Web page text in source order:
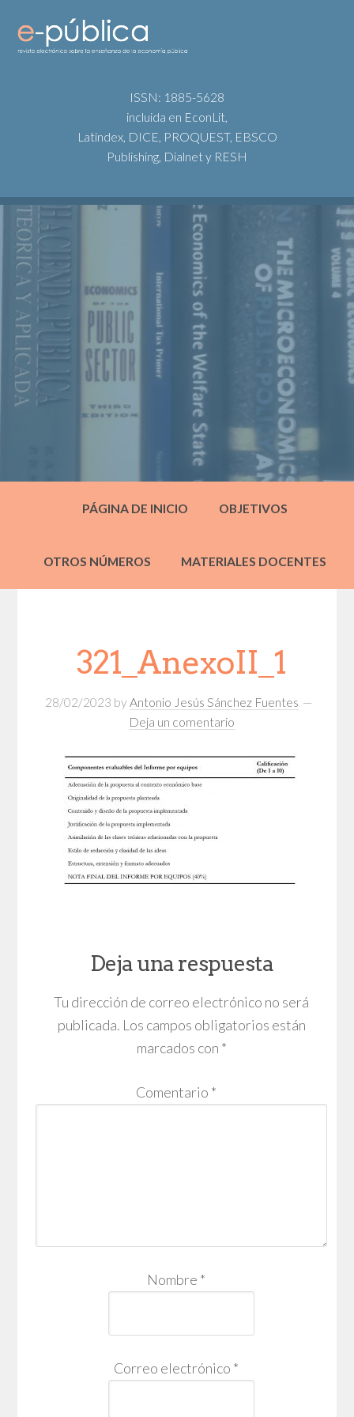
ISSN: 1885-5628
incluida en EconLit,
Latindex, DICE, PROQUEST, EBSCO
Publishing, Dialnet y RESH
PÁGINA DE INICIO OBJETIVOS
OTROS NÚMEROS MATERIALES DOCENTES
321_AnexoII_1
28/02/2023 by Antonio Jesús Sánchez Fuentes
Deja un comentario
Deja una respuesta
Tu dirección de correo electrónico no será
publicada. Los campos obligatorios están
marcados con *
Comentario *
Nombre *
Correo electrónico *